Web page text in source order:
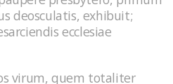
deosculatis, exhibuit;
ecclesiae
virum, quem totaliter